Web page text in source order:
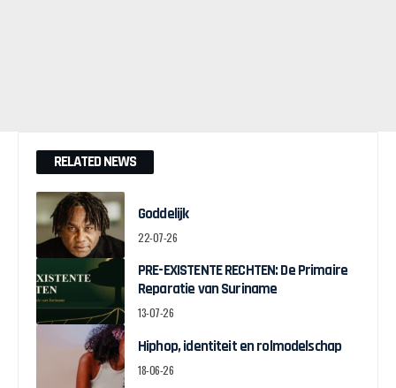
RELATED NEWS
Goddelijk
22-07-26
PRE-EXISTENTE RECHTEN: De Primaire
Reparatie van Suriname
13-07-26
Hiphop, identiteit en rolmodelschap
18-06-26